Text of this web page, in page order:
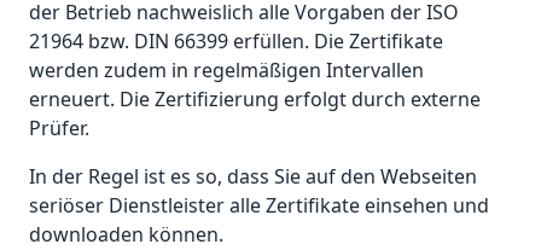
der Betrieb nachweislich alle Vorgaben der ISO
21964 bzw. DIN 66399 erfüllen. Die Zertifikate
werden zudem in regelmäßigen Intervallen
erneuert. Die Zertifizierung erfolgt durch externe
Prüfer.
In der Regel ist es so, dass Sie auf den Webseiten
seriöser Dienstleister alle Zertifikate einsehen und
downloaden können.